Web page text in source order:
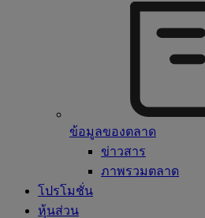
ข้อมูลของตลาด
ข่าวสาร
ภาพรวมตลาด
โปรโมชั่น
หุ้นส่วน